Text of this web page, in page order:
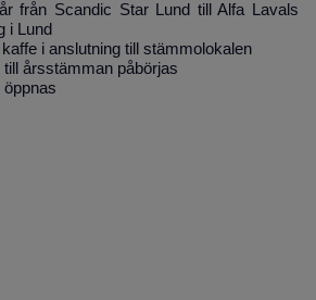
från Scandic Star Lund till Alfa Lavals
i Lund
i anslutning till stämmolokalen
årsstämman påbörjas